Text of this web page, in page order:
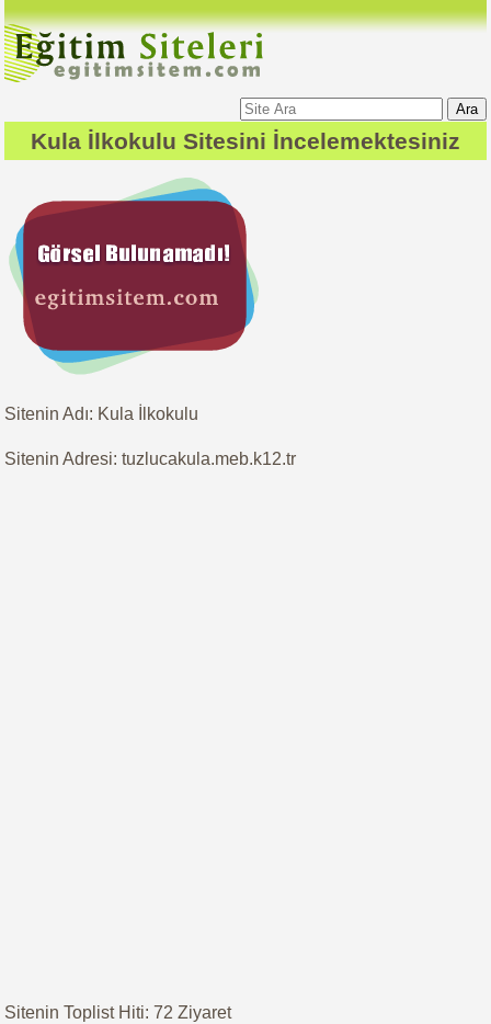
Ara
Kula İlkokulu Sitesini İncelemektesiniz
Sitenin Adı: Kula İlkokulu
Sitenin Adresi: tuzlucakula.meb.k12.tr
Sitenin Toplist Hiti: 72 Ziyaret